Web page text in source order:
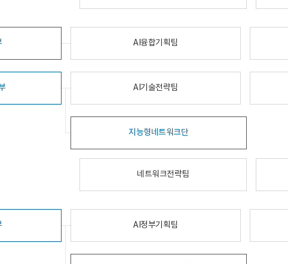
AI융합기획팀
AI기술전략팀
지능형네트워크단
네트워크전략팀
AI정부기획팀